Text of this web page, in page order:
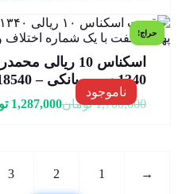
حراج!
ناموجود
اسکناس 10
1340 سوپر بانکی – 818540 & 818542
1,700,000 تومان1,287,000
→
1
2
3